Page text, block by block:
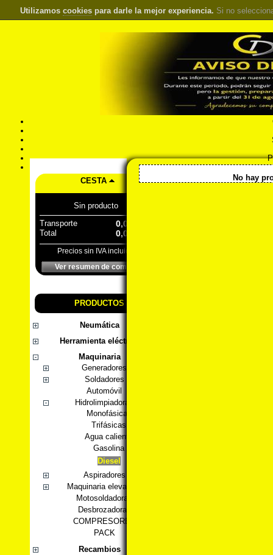
Utilizamos cookies para darle la mejor experiencia. Si no
CESTA
Sin producto
Transporte
0,00 €
Total 0,00 €
Precios sin IVA incluido
Ver resumen de compra
PRODUCTOS
Neumática
Herramienta eléctrica
Maquinaria
Generadores
Soldadores
Automóvil
Hidrolimpiadoras
Monofásicas
Trifásicas
Agua caliente
Gasolina
Diesel
Aspiradores
Maquinaria elevación
Motosoldadoras
Desbrozadoras
COMPRESORES
PACK
Recambios
No hay